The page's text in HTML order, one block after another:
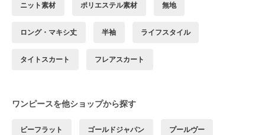
ニット素材 ポリエステル素材 無地
ロング・マキシ丈 半袖 ライフスタイル
タイトスカート フレアスカート
ワンピースを他ショップから探す
ビーフラット ゴールドジャパン プールヴー